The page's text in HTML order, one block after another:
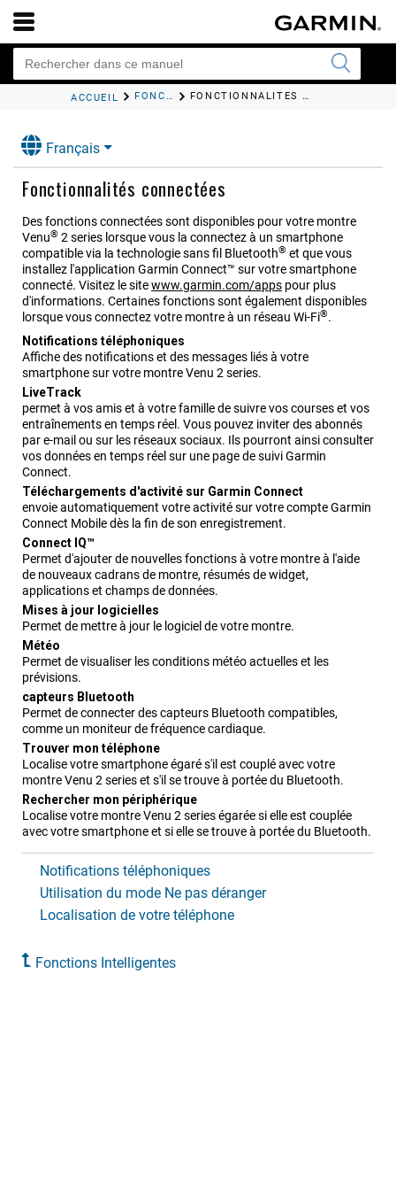
ACCUEIL FONCTIONS INTELLIGENTES FONCTIONNALITÉS CONNECTÉES
Français
Fonctionnalités connectées
Des fonctions connectées sont disponibles pour votre montre
Venu® 2 series lorsque vous la connectez à un smartphone
compatible via la technologie sans fil Bluetooth® et que vous
installez l'application Garmin Connect™ sur votre smartphone
connecté. Visitez le sitewww.garmin.com/apps pour plus
d'informations. Certaines fonctions sont également disponibles
lorsque vous connectez votre montre à un réseau Wi‑Fi®.
Notifications téléphoniques
Affiche des notifications et des messages liés à votre
smartphone sur votre montreVenu 2 series.
LiveTrack
permet à vos amis et à votre famille de suivre vos courses et vos
entraînements en temps réel. Vous pouvez inviter des abonnés
par e-mail ou sur les réseaux sociaux. Ils pourront ainsi consulter
vos données en temps réel sur une page de suivi Garmin
Connect.
Téléchargements d'activité sur Garmin Connect
envoie automatiquement votre activité sur votre compte Garmin
Connect Mobile dès la fin de son enregistrement.
Connect IQ™
Permet d'ajouter de nouvelles fonctions à votre montre à l'aide
de nouveaux cadrans de montre, résumés de widget,
applications et champs de données.
Mises à jour logicielles
Permet de mettre à jour le logiciel de votre montre.
Météo
Permet de visualiser les conditions météo actuelles et les
prévisions.
capteurs Bluetooth
Permet de connecter des capteurs Bluetooth compatibles,
comme un moniteur de fréquence cardiaque.
Trouver mon téléphone
Localise votre smartphone égaré s'il est couplé avec votre
montreVenu 2 serieset s'il se trouve à portée du Bluetooth.
Rechercher mon périphérique
Localise votre montreVenu 2 serieségarée si elle est couplée
avec votre smartphone et si elle se trouve à portée du Bluetooth.
Notifications téléphoniques
Utilisation du mode Ne pas déranger
Localisation de votre téléphone
Fonctions Intelligentes